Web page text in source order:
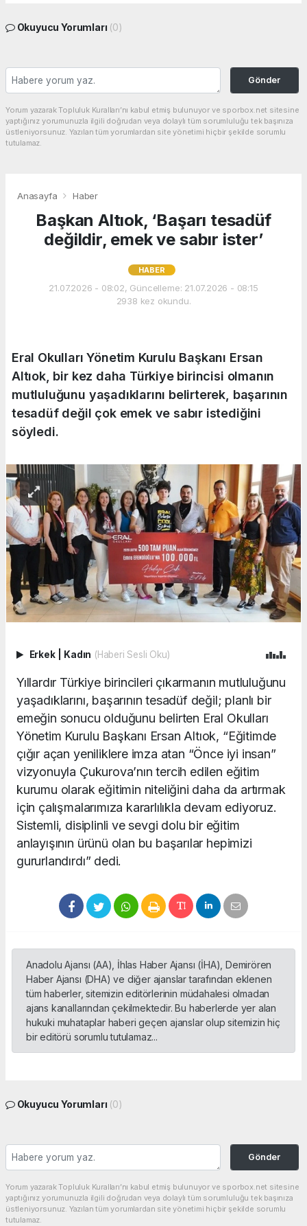
Okuyucu Yorumları (0)
Gönder
Yorum yazarak Topluluk Kuralları’nı kabul etmiş bulunuyor ve sporbox.net sitesine
yaptığınız yorumunuzla ilgili doğrudan veya dolaylı tüm sorumluluğu tek başınıza
üstleniyorsunuz. Yazılan tüm yorumlardan site yönetimi hiçbir şekilde sorumlu
tutulamaz.
Anasayfa Haber
Başkan Altıok, ‘Başarı tesadüf
değildir, emek ve sabır ister’
HABER
21.07.2026 - 08:02, Güncelleme: 21.07.2026 - 08:15
2938 kez okundu.
Eral Okulları Yönetim Kurulu Başkanı Ersan
Altıok, bir kez daha Türkiye birincisi olmanın
mutluluğunu yaşadıklarını belirterek, başarının
tesadüf değil çok emek ve sabır istediğini
söyledi.
Erkek Kadın (Haberi Sesli Oku)
Yıllardır Türkiye birincileri çıkarmanın mutluluğunu
yaşadıklarını, başarının tesadüf değil; planlı bir
emeğin sonucu olduğunu belirten Eral Okulları
Yönetim Kurulu Başkanı Ersan Altıok, “Eğitimde
çığır açan yeniliklere imza atan “Önce iyi insan”
vizyonuyla Çukurova’nın tercih edilen eğitim
kurumu olarak eğitimin niteliğini daha da artırmak
için çalışmalarımıza kararlılıkla devam ediyoruz.
Sistemli, disiplinli ve sevgi dolu bir eğitim
anlayışının ürünü olan bu başarılar hepimizi
gururlandırdı” dedi.
Anadolu Ajansı (AA), İhlas Haber Ajansı (İHA), Demirören
Haber Ajansı (DHA) ve diğer ajanslar tarafından eklenen
tüm haberler, sitemizin editörlerinin müdahalesi olmadan
ajans kanallarından çekilmektedir. Bu haberlerde yer alan
hukuki muhataplar haberi geçen ajanslar olup sitemizin hiç
bir editörü sorumlu tutulamaz...
Okuyucu Yorumları (0)
Gönder
Yorum yazarak Topluluk Kuralları’nı kabul etmiş bulunuyor ve sporbox.net sitesine
yaptığınız yorumunuzla ilgili doğrudan veya dolaylı tüm sorumluluğu tek başınıza
üstleniyorsunuz. Yazılan tüm yorumlardan site yönetimi hiçbir şekilde sorumlu
tutulamaz.